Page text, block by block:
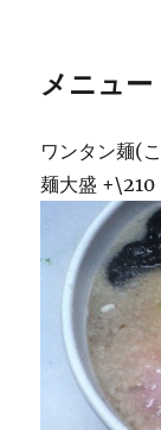
メニュー
ワンタン麺(
麺大盛 +\210